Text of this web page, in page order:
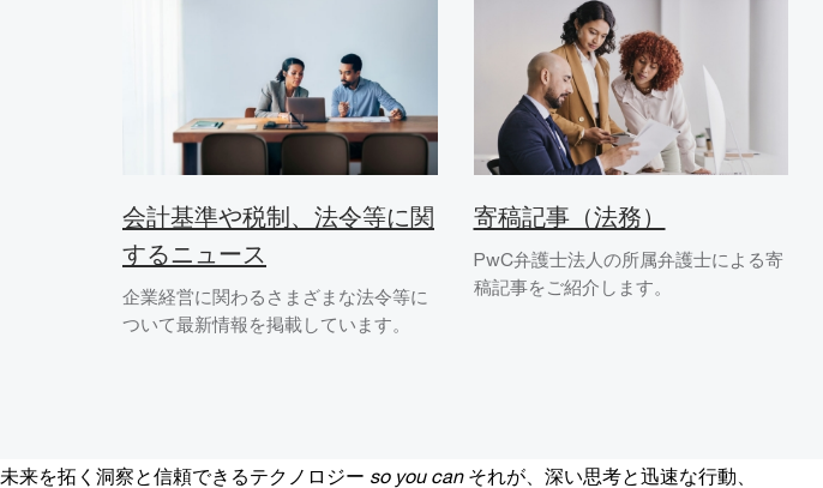
会計基準や税制、法令等に関
するニュース
企業経営に関わるさまざまな法令等に
ついて最新情報を掲載しています。
寄稿記事（法務）
PwC弁護士法人の所属弁護士による寄
稿記事をご紹介します。
未来を拓く洞察と信頼できるテクノロジー so you can それが、深い思考と迅速な行動、